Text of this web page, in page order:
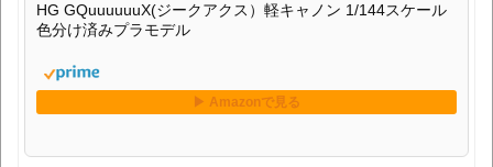
HG GQuuuuuuX(ジークアクス）軽キャノン 1/144スケール
色分け済みプラモデル